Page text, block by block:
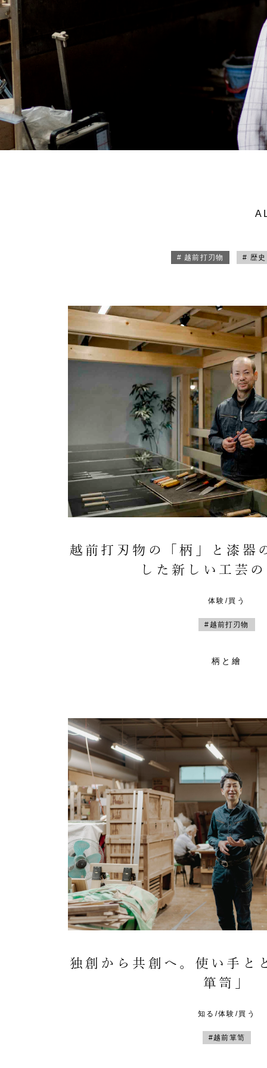
# 越前打刃物 # 歴史
越前打刃物の「柄」と漆器
した新しい工芸
体験/買う
#越前打刃物
柄と繪
独創から共創へ。使い手と
箪笥」
知る/体験/買う
#越前箪笥